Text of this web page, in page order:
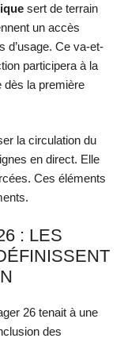
sert de terrain
un accès
d’usage. Ce va-et-
participera à la
dès la première
la circulation du
en direct. Elle
Ces éléments
: LES
26 tenait à une
des